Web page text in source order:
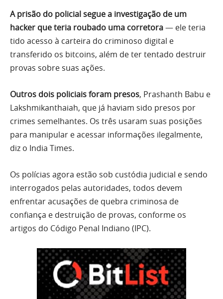
A prisão do policial segue a investigação de um
hacker que teria roubado uma corretora— ele teria
tido acesso à carteira do criminoso digital e
transferido os bitcoins, além de ter tentado destruir
provas sobre suas ações.
Outros dois policiais foram presos, Prashanth Babu e
Lakshmikanthaiah, que já haviam sido presos por
crimes semelhantes. Os três usaram suas posições
para manipular e acessar informações ilegalmente,
diz o India Times.
Os polícias agora estão sob custódia judicial e sendo
interrogados pelas autoridades, todos devem
enfrentar acusações de quebra criminosa de
confiança e destruição de provas, conforme os
artigos do Código Penal Indiano (IPC).